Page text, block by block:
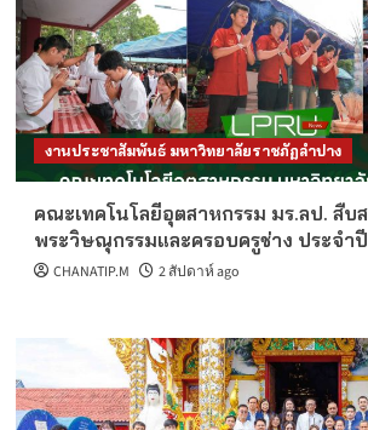
งานประชาสัมพันธ์ มหาวิทยาลัยราชภัฏลำปาง
คณะเทคโนโลยีอุตสาหกรรม มร.ลป. สืบ
พระวิษณุกรรมและครอบครูช่าง ประจำ
CHANATIP.M 2 สัปดาห์ ago